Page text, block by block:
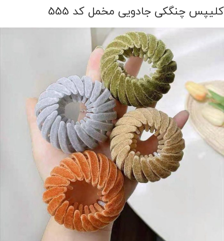
کلیپس چنگکی جادویی مخمل کد 555